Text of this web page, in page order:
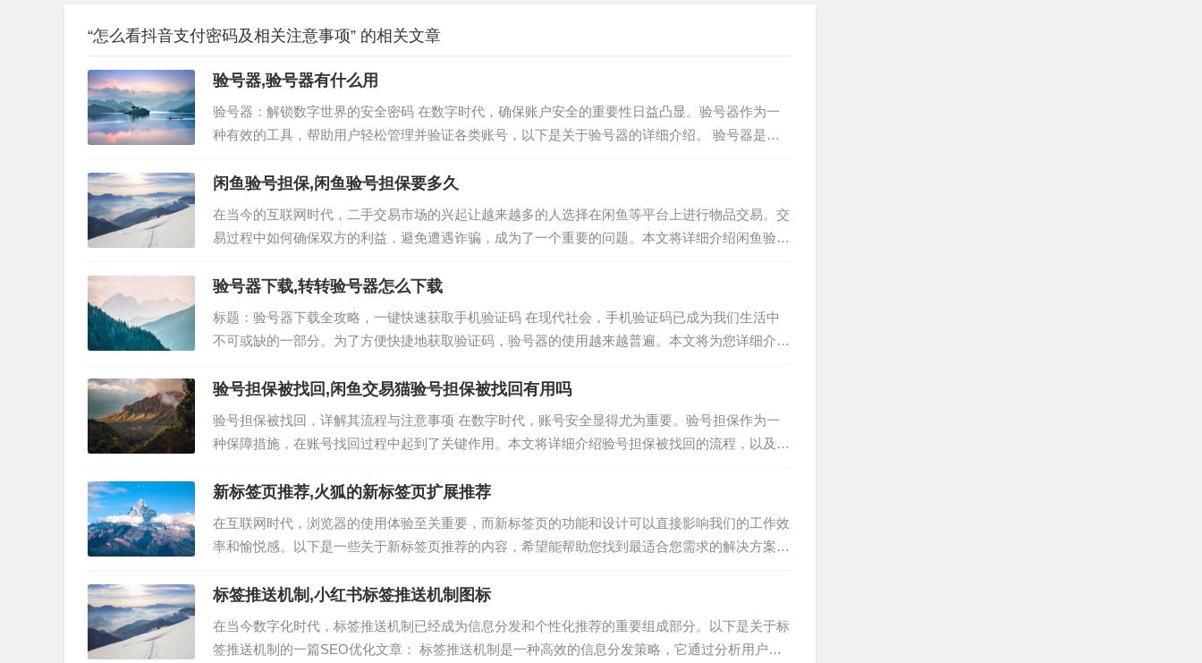
“怎么看抖音支付密码及相关注意事项” 的相关文章
验号器,验号器有什么用
验号器：解锁数字世界的安全密码 在数字时代，确保账户安全的重要性日益凸显。验号器作为一
种有效的工具，帮助用户轻松管理并验证各类账号，以下是关于验号器的详细介绍。 验号器是一
种专门用于验证账号信息的工具，它可以帮助用户快速检测账号的有效性，确保账号的安全。以下
是验号器的主要作用： 1. 账号…
闲鱼验号担保,闲鱼验号担保要多久
在当今的互联网时代，二手交易市场的兴起让越来越多的人选择在闲鱼等平台上进行物品交易。交
易过程中如何确保双方的利益，避免遭遇诈骗，成为了一个重要的问题。本文将详细介绍闲鱼验号
担保的相关内容，帮助用户安心交易。 一、什么是闲鱼验号担保 闲鱼验号担保是闲鱼平台推出的
一项保障交易安全的贴心服务。通过该…
验号器下载,转转验号器怎么下载
标题：验号器下载全攻略，一键快速获取手机验证码 在现代社会，手机验证码已成为我们生活中
不可或缺的一部分。为了方便快捷地获取验证码，验号器的使用越来越普遍。本文将为您详细介绍
验号器的下载方法、使用技巧以及注意事项，让您轻松掌握验号器的使用。 1. 通过官方网站下载
访问验号器的官方网站，选择适…
验号担保被找回,闲鱼交易猫验号担保被找回有用吗
验号担保被找回，详解其流程与注意事项 在数字时代，账号安全显得尤为重要。验号担保作为一
种保障措施，在账号找回过程中起到了关键作用。本文将详细介绍验号担保被找回的流程，以及在
此过程中需要注意的事项。 验号担保是一种安全机制，旨在确保账号在找回过程中能够得到有效
保护。当用户忘记密码或账号被锁定…
新标签页推荐,火狐的新标签页扩展推荐
在互联网时代，浏览器的使用体验至关重要，而新标签页的功能和设计可以直接影响我们的工作效
率和愉悦感。以下是一些关于新标签页推荐的内容，希望能帮助您找到最适合您需求的解决方案。
新标签页是浏览器中不可或缺的一个功能，它不仅能够帮助我们快速打开新的网页，还能提供丰富
的个性化设置。以下是一些值得推荐的…
标签推送机制,小红书标签推送机制图标
在当今数字化时代，标签推送机制已经成为信息分发和个性化推荐的重要组成部分。以下是关于标
签推送机制的一篇SEO优化文章： 标签推送机制是一种高效的信息分发策略，它通过分析用户行